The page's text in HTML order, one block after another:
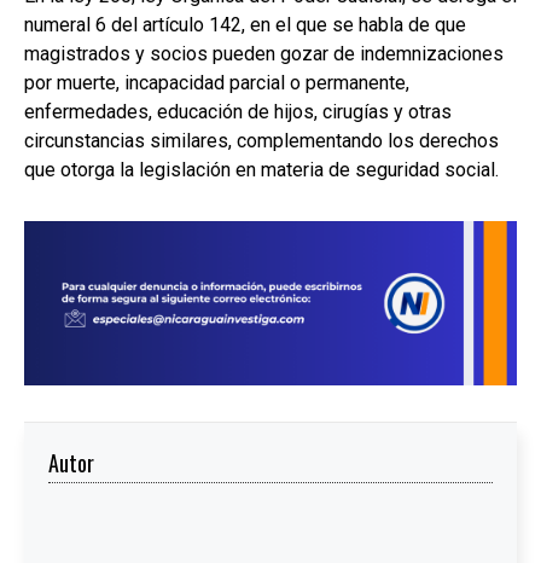
numeral 6 del artículo 142, en el que se habla de que
magistrados y socios pueden gozar de indemnizaciones
por muerte, incapacidad parcial o permanente,
enfermedades, educación de hijos, cirugías y otras
circunstancias similares, complementando los derechos
que otorga la legislación en materia de seguridad social.
Autor